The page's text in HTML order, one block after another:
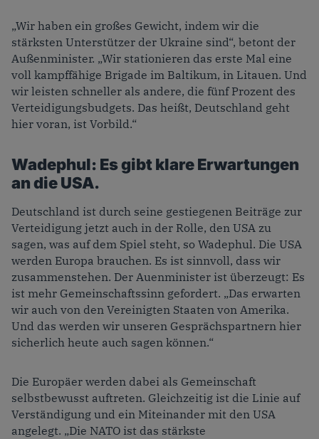
„Wir haben ein großes Gewicht, indem wir die
stärksten Unterstützer der Ukraine sind“, betont der
Außenminister. „Wir stationieren das erste Mal eine
voll kampffähige Brigade im Baltikum, in Litauen. Und
wir leisten schneller als andere, die fünf Prozent des
Verteidigungsbudgets. Das heißt, Deutschland geht
hier voran, ist Vorbild.“
Wadephul: Es gibt klare Erwartungen
an die USA.
Deutschland ist durch seine gestiegenen Beiträge zur
Verteidigung jetzt auch in der Rolle, den USA zu
sagen, was auf dem Spiel steht, so Wadephul. Die USA
werden Europa brauchen. Es ist sinnvoll, dass wir
zusammenstehen. Der Auenminister ist überzeugt: Es
ist mehr Gemeinschaftssinn gefordert. „Das erwarten
wir auch von den Vereinigten Staaten von Amerika.
Und das werden wir unseren Gesprächspartnern hier
sicherlich heute auch sagen können.“
Die Europäer werden dabei als Gemeinschaft
selbstbewusst auftreten. Gleichzeitig ist die Linie auf
Verständigung und ein Miteinander mit den USA
angelegt. „Die NATO ist das stärkste